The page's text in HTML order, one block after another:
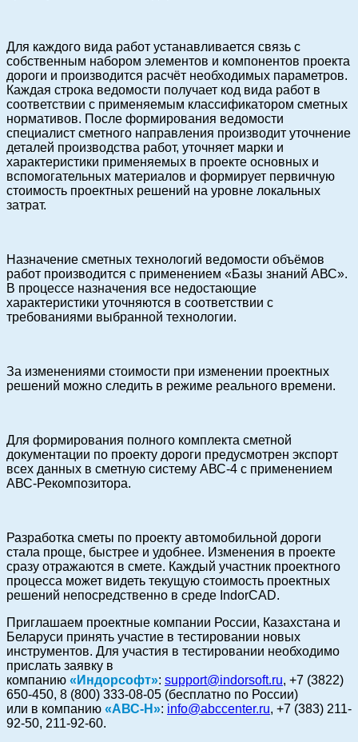
Для каждого вида работ устанавливается связь с
собственным набором элементов и компонентов проекта
дороги и производится расчёт необходимых параметров.
Каждая строка ведомости получает код вида работ в
соответствии с применяемым классификатором сметных
нормативов. После формирования ведомости
специалист сметного направления производит уточнение
деталей производства работ, уточняет марки и
характеристики применяемых в проекте основных и
вспомогательных материалов и формирует первичную
стоимость проектных решений на уровне локальных
затрат.
Назначение сметных технологий ведомости объёмов
работ производится с применением «Базы знаний АВС».
В процессе назначения все недостающие
характеристики уточняются в соответствии с
требованиями выбранной технологии.
За изменениями стоимости при изменении проектных
решений можно следить в режиме реального времени.
Для формирования полного комплекта сметной
документации по проекту дороги предусмотрен экспорт
всех данных в сметную систему АВС-4 с применением
АВС-Рекомпозитора.
Разработка сметы по проекту автомобильной дороги
стала проще, быстрее и удобнее. Изменения в проекте
сразу отражаются в смете. Каждый участник проектного
процесса может видеть текущую стоимость проектных
решений непосредственно в среде IndorCAD.
Приглашаем проектные компании России, Казахстана и
Беларуси принять участие в тестировании новых
инструментов. Для участия в тестировании необходимо
прислать заявку в
компанию «Индорсофт»: support@indorsoft.ru, +7 (3822)
650-450, 8 (800) 333-08-05 (бесплатно по России)
или в компанию «АВС-Н»: info@abccenter.ru, +7 (383) 211-
92-50, 211-92-60.